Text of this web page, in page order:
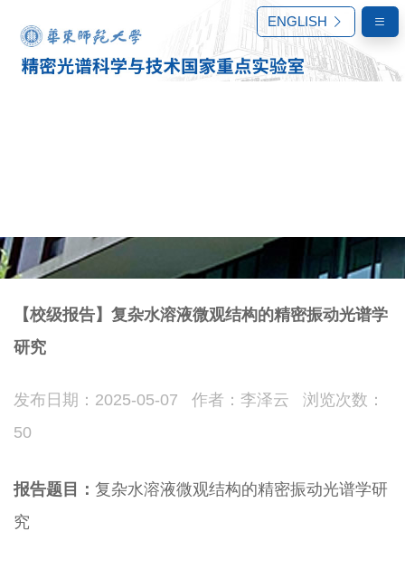
ENGLISH
科学研究
【校级报告】复杂水溶液微观结构的精密振动光谱学
研究
发布日期：2025-05-07 作者：李泽云 浏览次数：
50
报告题目： 复杂水溶液微观结构的精密振动光谱学研
究